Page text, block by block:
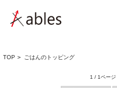
TOP > ごはんのトッピング
1 / 1ページ